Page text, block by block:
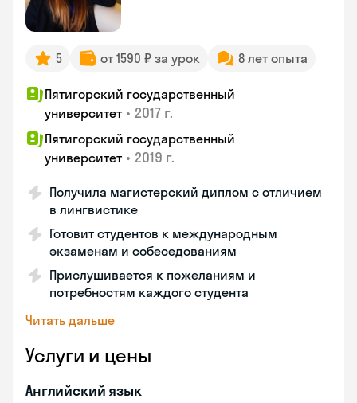
5 от 1590 ₽ за урок 8 лет опыта
Пятигорский государственный
университет • 2017 г.
Пятигорский государственный
университет • 2019 г.
Получила магистерский диплом с отличием
в лингвистике
Готовит студентов к международным
экзаменам и собеседованиям
Прислушивается к пожеланиям и
потребностям каждого студента
Читать дальше
Услуги и цены
Английский язык